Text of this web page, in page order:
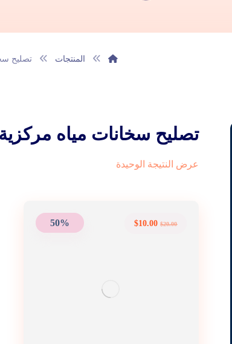
المنتجات تصليح
تصليح سخانات مياه
عرض النتيجة الوحيدة
50% $20.00
$10.00